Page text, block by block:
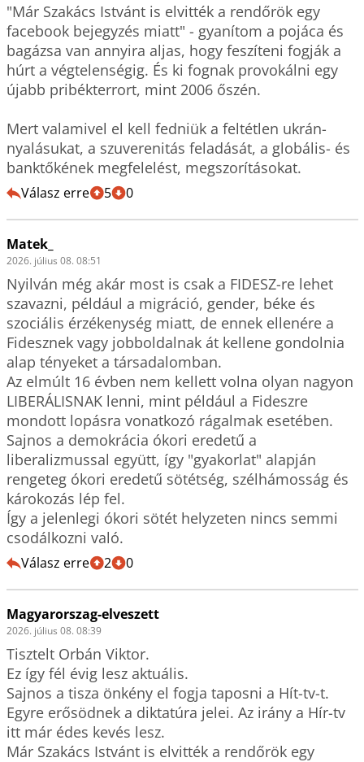
"Már Szakács Istvánt is elvitték a rendőrök egy
facebook bejegyzés miatt" - gyanítom a pojáca és
bagázsa van annyira aljas, hogy feszíteni fogják a
húrt a végtelenségig. És ki fognak provokálni egy
újabb pribékterrort, mint 2006 őszén.
Mert valamivel el kell fedniük a feltétlen ukrán-
nyalásukat, a szuverenitás feladását, a globális- és
Válasz erre 5 0
Matek_
2026. július 08. 08:51
Nyilván még akár most is csak a FIDESZ-re lehet
szavazni, például a migráció, gender, béke és
szociális érzékenység miatt, de ennek ellenére a
Fidesznek vagy jobboldalnak át kellene gondolnia
alap tényeket a társadalomban.
Az elmúlt 16 évben nem kellett volna olyan nagyon
LIBERÁLISNAK lenni, mint például a Fideszre
mondott lopásra vonatkozó rágalmak esetében.
Sajnos a demokrácia ókori eredetű a
liberalizmussal együtt, így "gyakorlat" alapján
rengeteg ókori eredetű sötétség, szélhámosság és
károkozás lép fel.
Így a jelenlegi ókori sötét helyzeten nincs semmi
csodálkozni való.
Válasz erre 2 0
Magyarorszag-elveszett
2026. július 08. 08:39
Tisztelt Orbán Viktor.
Ez így fél évig lesz aktuális.
Sajnos a tisza önkény el fogja taposni a Hít-tv-t.
Egyre erősödnek a diktatúra jelei. Az irány a Hír-tv
itt már édes kevés lesz.
Már Szakács Istvánt is elvitték a rendőrök egy